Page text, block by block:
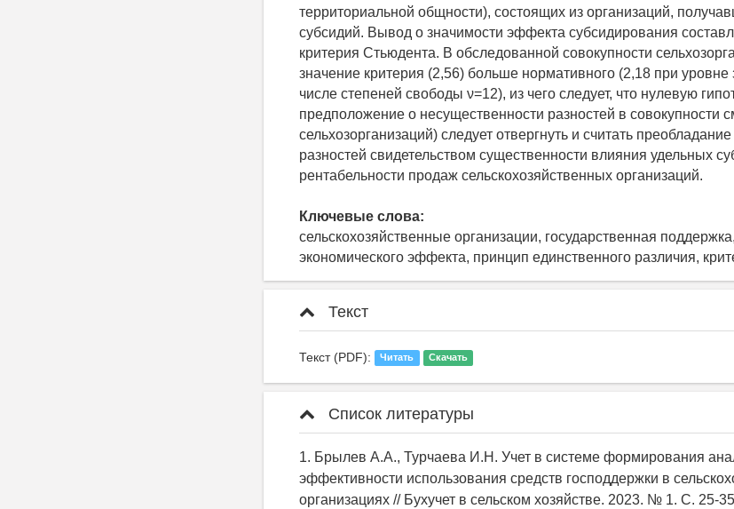
территориальной общности), состоящих из организаций,
субсидий. Вывод о значимости эффекта субсидирования
критерия Стьюдента. В обследованной совокупности
значение критерия (2,56) больше нормативного (2,18 при уровне
числе степеней свободы ν=12), из чего следует, что нулевую
предположение о несущественности разностей в совокупности
сельхозорганизаций) следует отвергнуть и считать
разностей свидетельством существенности влияния удельных
рентабельности продаж сельскохозяйственных организаций.
Ключевые слова:
сельскохозяйственные организации, государственная
экономического эффекта, принцип единственного различия,
Текст
Текст (PDF): Читать Скачать
Список литературы
1. Брылев А.А., Турчаева И.Н. Учет в системе формирования
эффективности использования средств господдержки в
организациях // Бухучет в сельском хозяйстве. 2023. № 1. С. 25-